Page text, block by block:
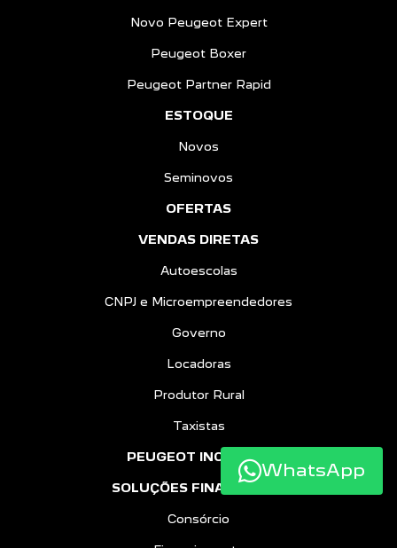
Novo Peugeot Expert
Peugeot Boxer
Peugeot Partner Rapid
ESTOQUE
Novos
Seminovos
OFERTAS
VENDAS DIRETAS
Autoescolas
CNPJ e Microempreendedores
Governo
Locadoras
Produtor Rural
Taxistas
PEUGEOT INCLUSÃO
SOLUÇÕES FINANCEIRAS
Consórcio
WhatsApp